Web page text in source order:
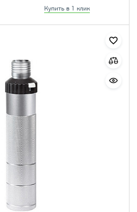
Купить в 1 клик